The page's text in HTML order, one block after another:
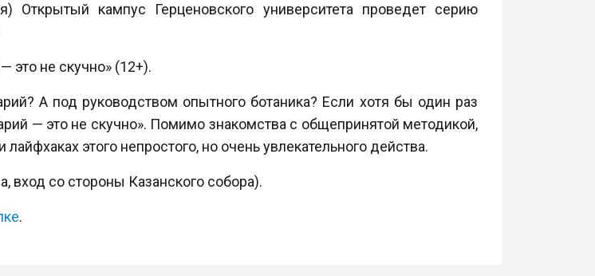
кампус Герценовского университета проведет серию
это не скучно» (12+).
А под руководством опытного ботаника? Если хотя бы один раз
— это не скучно». Помимо знакомства с общепринятой методикой,
этого непростого, но очень увлекательного действа.
вход со стороны Казанского собора).
.